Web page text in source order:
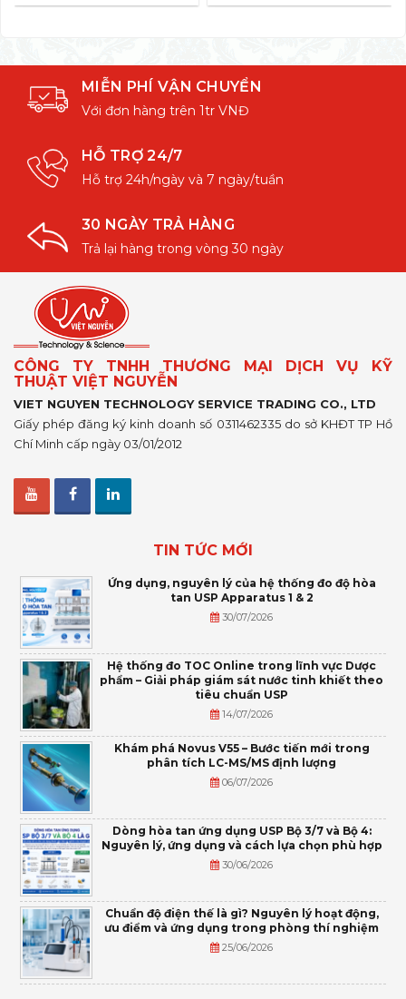
MIỄN PHÍ VẬN CHUYỂN
Với đơn hàng trên 1tr VNĐ
HỖ TRỢ 24/7
Hỗ trợ 24h/ngày và 7 ngày/tuần
30 NGÀY TRẢ HÀNG
Trả lại hàng trong vòng 30 ngày
CÔNG TY TNHH THƯƠNG MẠI DỊCH VỤ KỸ
THUẬT VIỆT NGUYỄN
VIET NGUYEN TECHNOLOGY SERVICE TRADING CO., LTD
Giấy phép đăng ký kinh doanh số 0311462335 do sở KHĐT TP Hồ
Chí Minh cấp ngày 03/01/2012
TIN TỨC MỚI
Ứng dụng, nguyên lý của hệ thống đo độ hòa
tan USP Apparatus 1 & 2
30/07/2026
Hệ thống đo TOC Online trong lĩnh vực Dược
phẩm – Giải pháp giám sát nước tinh khiết theo
tiêu chuẩn USP
14/07/2026
Khám phá Novus V55 – Bước tiến mới trong
phân tích LC-MS/MS định lượng
06/07/2026
Dòng hòa tan ứng dụng USP Bộ 3/7 và Bộ 4:
Nguyên lý, ứng dụng và cách lựa chọn phù hợp
30/06/2026
Chuẩn độ điện thế là gì? Nguyên lý hoạt động,
ưu điểm và ứng dụng trong phòng thí nghiệm
25/06/2026